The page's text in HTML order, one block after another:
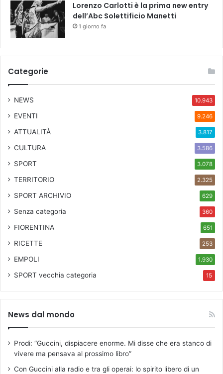
Lorenzo Carlotti è la prima new entry
dell’Abc Solettificio Manetti
1 giorno fa
Categorie
NEWS 10.943
EVENTI 9.246
ATTUALITÀ 3.817
CULTURA 3.586
SPORT 3.078
TERRITORIO 2.325
SPORT ARCHIVIO 629
Senza categoria 360
FIORENTINA 651
RICETTE 253
EMPOLI 1.930
SPORT vecchia categoria 15
News dal mondo
Prodi: “Guccini, dispiacere enorme. Mi disse che era stanco di
vivere ma pensava al prossimo libro”
Con Guccini alla radio e tra gli operai: lo spirito libero di un